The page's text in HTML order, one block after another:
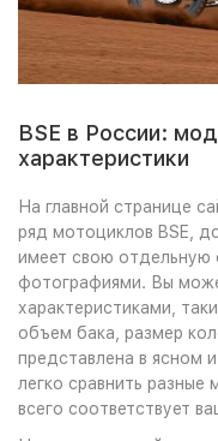
BSE в России:
характеристики
На главной странице
ряд мотоциклов BSE,
имеет свою отдельную
фотографиями. Вы
характеристиками,
объем бака, размер
представлена в ясном
легко сравнить
всего соответствует